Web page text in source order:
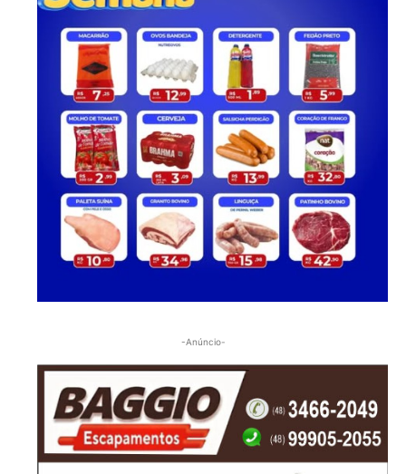
-Anúncio-